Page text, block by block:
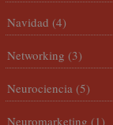
Navidad (4)
Networking (3)
Neurociencia (5)
Neuromarketing (1)